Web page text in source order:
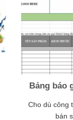
Bảng báo
Cho dù công
bán